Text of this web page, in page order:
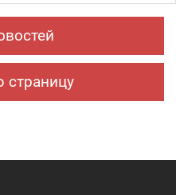
страницу